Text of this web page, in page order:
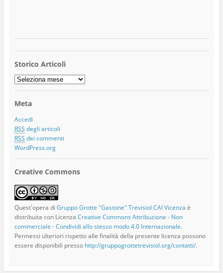
Storico Articoli
Storico
Articoli
Meta
Accedi
RSS degli articoli
RSS dei commenti
WordPress.org
Creative Commons
Quest'opera di Gruppo Grotte "Gastone" Trevisiol CAI Vicenza è
distribuita con Licenza Creative Commons Attribuzione - Non
commerciale - Condividi allo stesso modo 4.0 Internazionale.
Permessi ulteriori rispetto alle finalità della presente licenza possono
essere disponibili presso http://gruppogrottetrevisiol.org/contatti/.